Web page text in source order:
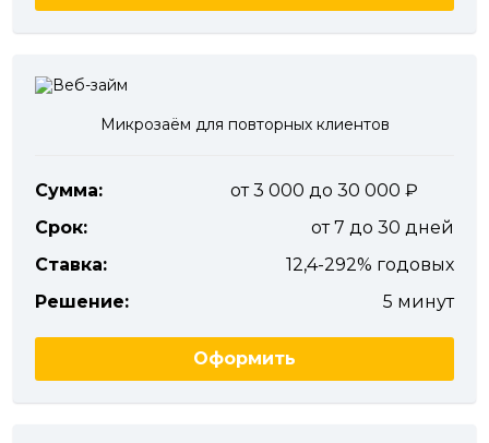
Микрозаём для повторных клиентов
Сумма:
от 3 000 до 30 000
Срок:
от 7 до 30 дней
Ставка:
12,4-292% годовых
Решение:
5 минут
Оформить